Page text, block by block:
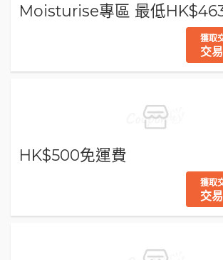
Moisturise專區 最低
獲取
交易
HK$500免運費
獲取
交易